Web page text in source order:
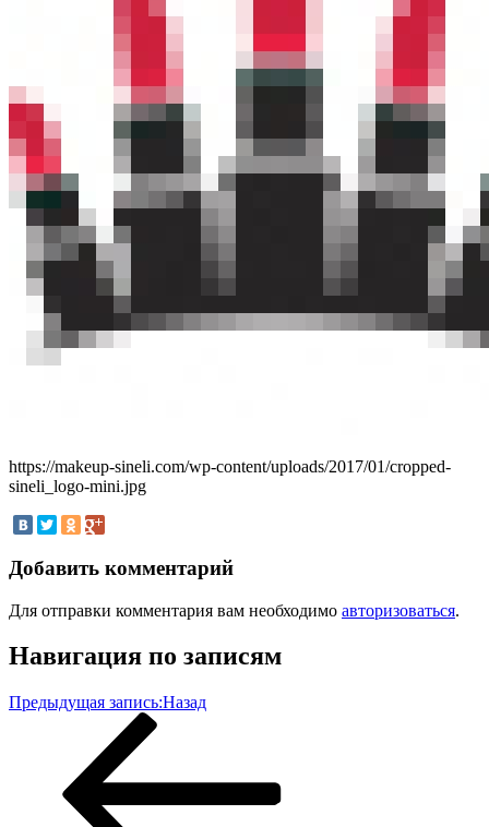
https://makeup-sineli.com/wp-content/uploads/2017/01/cropped-
sineli_logo-mini.jpg
Добавить комментарий
Для отправки комментария вам необходимо авторизоваться.
Навигация по записям
Предыдущая запись:Назад